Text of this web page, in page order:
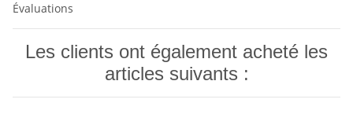
Évaluations
Les clients ont également acheté les
articles suivants :